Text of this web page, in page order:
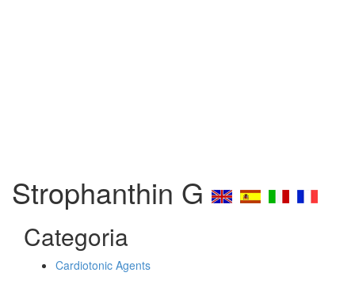
Strophanthin G
Categoria
Cardiotonic Agents